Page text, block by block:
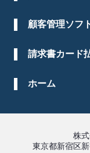
顧客管理ソフ
請求書カード
ホーム
株
東京都新宿区